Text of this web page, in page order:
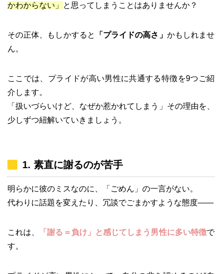
かわからない」
と思ってしまうことはありませんか？
その正体、もしかすると 「プライドの高さ」 かもしれませ
ん。
ここでは、プライドが高い男性に共通する特徴を9つご紹
介します。
「扱いづらいけど、なぜか惹かれてしまう」その理由を、
少しずつ紐解いていきましょう。
1. 素直に謝るのが苦手
明らかに彼のミスなのに、「ごめん」の一言がない。
代わりに話題を変えたり、冗談でごまかすような態度――
これは、 「謝る＝負け」と感じてしまう男性に多い特徴で
す。